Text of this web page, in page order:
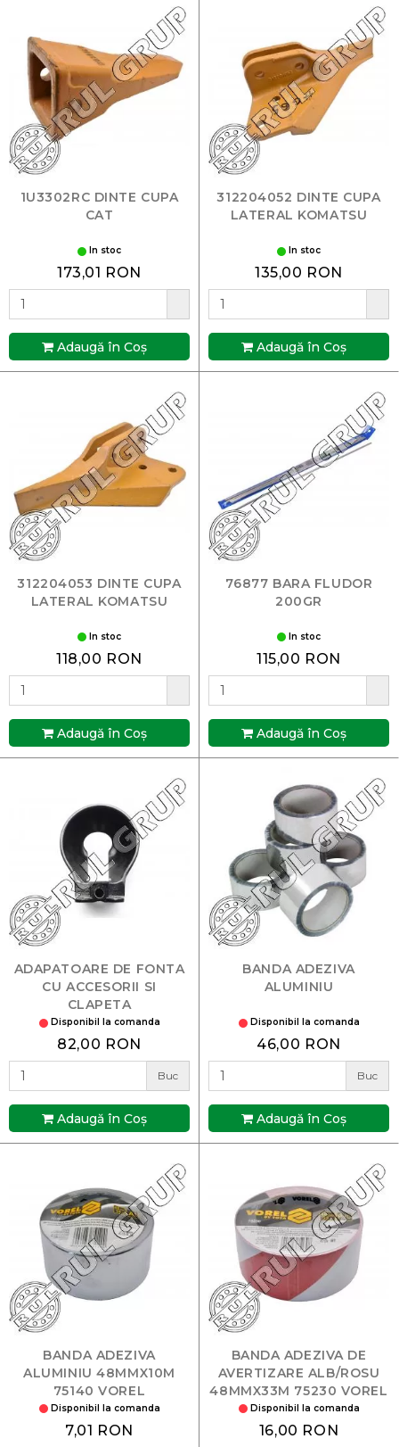
1U3302RC DINTE CUPA
CAT
In stoc
173,01 RON
Adaugă în Coş
312204052 DINTE CUPA
LATERAL KOMATSU
In stoc
135,00 RON
Adaugă în Coş
312204053 DINTE CUPA
LATERAL KOMATSU
In stoc
118,00 RON
Adaugă în Coş
76877 BARA FLUDOR
200GR
In stoc
115,00 RON
Adaugă în Coş
ADAPATOARE DE FONTA
CU ACCESORII SI
CLAPETA
Disponibil la comanda
82,00 RON
Buc
Adaugă în Coş
BANDA ADEZIVA
ALUMINIU
Disponibil la comanda
46,00 RON
Buc
Adaugă în Coş
BANDA ADEZIVA
ALUMINIU 48MMX10M
75140 VOREL
Disponibil la comanda
7,01 RON
BANDA ADEZIVA DE
AVERTIZARE ALB/ROSU
48MMX33M 75230 VOREL
Disponibil la comanda
16,00 RON